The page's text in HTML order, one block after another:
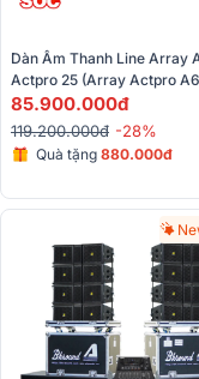
Dàn Âm Thanh Line Array
Actpro 25 (Array Actpro
Alto Truemix 800FX,
KP500, Bksound M200)
85.900.000đ
119.200.000đ -28%
Quà tặng 880.000đ